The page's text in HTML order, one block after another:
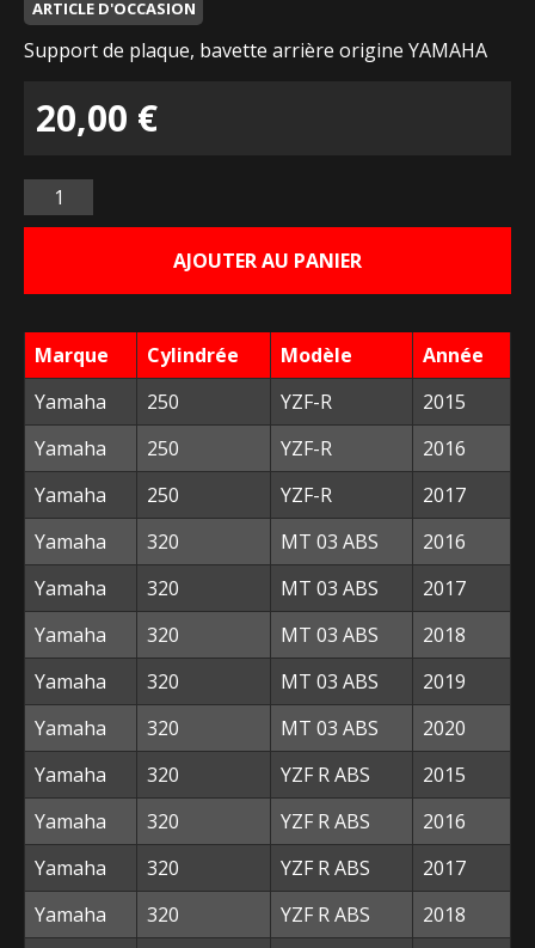
ARTICLE D'OCCASION
Support de plaque, bavette arrière origine YAMAHA
20,00 €
Quantité
AJOUTER AU PANIER
Marque Cylindrée Modèle
Année
Yamaha
250 YZF-R
2015
Yamaha
250 YZF-R
2016
Yamaha
250 YZF-R
2017
Yamaha
320 MT 03 ABS
2016
Yamaha
320 MT 03 ABS
2017
Yamaha
320 MT 03 ABS
2018
Yamaha
320 MT 03 ABS
2019
Yamaha
320 MT 03 ABS
2020
Yamaha
320 YZF R ABS
2015
Yamaha
320 YZF R ABS
2016
Yamaha
320 YZF R ABS
2017
Yamaha
320 YZF R ABS
2018